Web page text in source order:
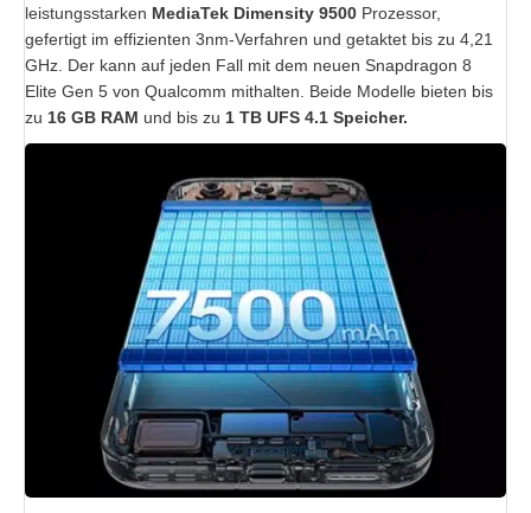
leistungsstarken MediaTek Dimensity 9500 Prozessor,
gefertigt im effizienten 3nm-Verfahren und getaktet bis zu 4,21
GHz. Der kann auf jeden Fall mit dem neuen Snapdragon 8
Elite Gen 5 von Qualcomm mithalten. Beide Modelle bieten bis
zu 16 GB RAM und bis zu 1 TB UFS 4.1 Speicher.